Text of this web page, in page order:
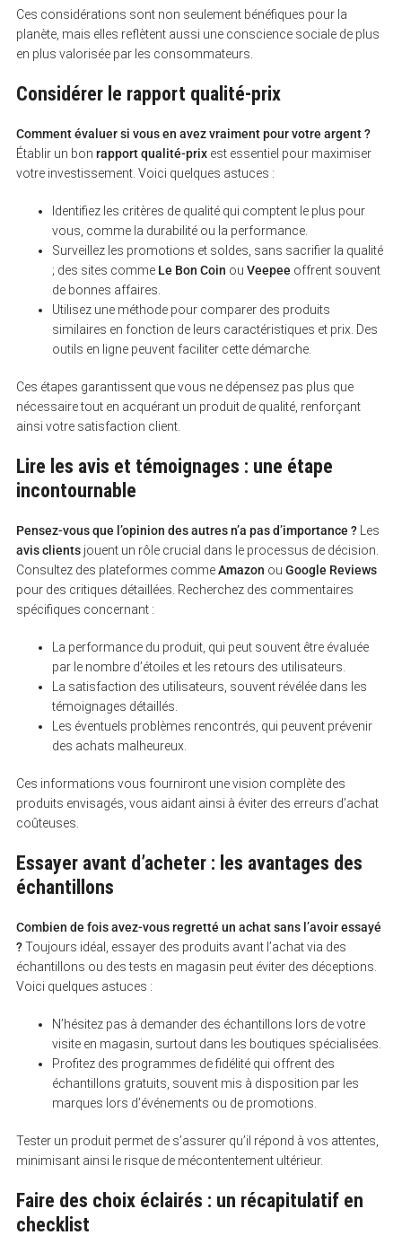
Ces considérations sont non seulement bénéfiques pour la
planète, mais elles reflètent aussi une conscience sociale de plus
en plus valorisée par les consommateurs.
Considérer le rapport qualité-prix
Comment évaluer si vous en avez vraiment pour votre argent ?
Établir un bon rapport qualité-prixest essentiel pour maximiser
votre investissement. Voici quelques astuces :
Identifiez les critères de qualité qui comptent le plus pour
vous, comme la durabilité ou la performance.
Surveillez les promotions et soldes, sans sacrifier la qualité
; des sites comme Le Bon Coin ou Veepee offrent souvent
de bonnes affaires.
Utilisez une méthode pour comparer des produits
similaires en fonction de leurs caractéristiques et prix. Des
outils en ligne peuvent faciliter cette démarche.
Ces étapes garantissent que vous ne dépensez pas plus que
nécessaire tout en acquérant un produit de qualité, renforçant
ainsi votre satisfaction client.
Lire les avis et témoignages : une étape
incontournable
Pensez-vous que l’opinion des autres n’a pas d’importance ?Les
avis clientsjouent un rôle crucial dans le processus de décision.
Consultez des plateformes commeAmazon ou Google Reviews
pour des critiques détaillées. Recherchez des commentaires
spécifiques concernant :
La performance du produit, qui peut souvent être évaluée
par le nombre d’étoiles et les retours des utilisateurs.
La satisfaction des utilisateurs, souvent révélée dans les
témoignages détaillés.
Les éventuels problèmes rencontrés, qui peuvent prévenir
des achats malheureux.
Ces informations vous fourniront une vision complète des
produits envisagés, vous aidant ainsi à éviter des erreurs d’achat
coûteuses.
Essayer avant d’acheter : les avantages des
échantillons
Combien de fois avez-vous regretté un achat sans l’avoir essayé
?Toujours idéal, essayer des produits avant l’achat via des
échantillons ou des tests en magasin peut éviter des déceptions.
Voici quelques astuces :
N’hésitez pas à demander des échantillons lors de votre
visite en magasin, surtout dans les boutiques spécialisées.
Profitez des programmes de fidélité qui offrent des
échantillons gratuits, souvent mis à disposition par les
marques lors d’événements ou de promotions.
Tester un produit permet de s’assurer qu’il répond à vos attentes,
minimisant ainsi le risque de mécontentement ultérieur.
Faire des choix éclairés : un récapitulatif en
checklist